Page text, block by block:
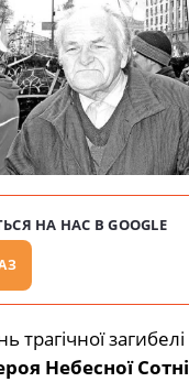
НА НАС В GOOGLE
трагічної загибелі
Небесної Сотні